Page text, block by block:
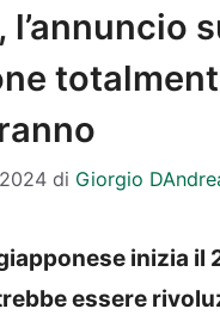
l’annuncio
di Giorgio
inizia il
essere